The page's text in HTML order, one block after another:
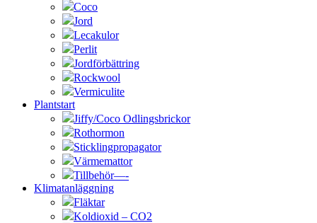
Coco
Jord
Lecakulor
Perlit
Jordförbättring
Rockwool
Vermiculite
Plantstart
Jiffy/Coco Odlingsbrickor
Rothormon
Sticklingpropagator
Värmemattor
Tillbehör—-
Klimatanläggning
Fläktar
Koldioxid – CO2